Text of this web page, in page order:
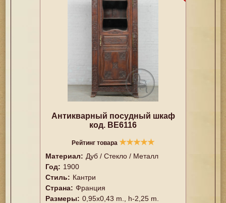
Антикварный посудный шкаф
код. BE6116
Рейтинг товара ★★★★★
Материал: Дуб / Стекло / Металл
Год: 1900
Стиль: Кантри
Страна: Франция
Размеры: 0,95x0,43 m., h-2,25 m.